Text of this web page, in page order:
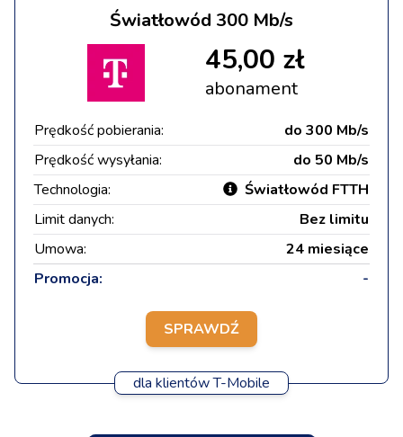
Światłowód 300 Mb/s
45,00 zł
abonament
Prędkość pobierania:
do 300 Mb/s
Prędkość wysyłania:
do 50 Mb/s
Technologia:
Światłowód FTTH
Limit danych:
Bez limitu
Umowa:
24 miesiące
Promocja:
-
SPRAWDŹ
dla klientów T-Mobile